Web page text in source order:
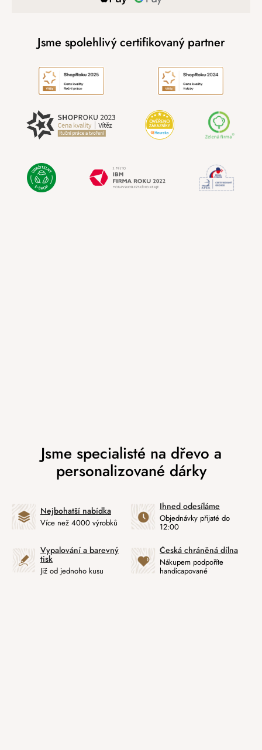
Jsme spolehlivý certifikovaný partner
Nejbohatší nabídka
Více než 4000 výrobků
Ihned odesíláme
Objednávky přijaté do
12:00
Vypalování a barevný
tisk
Již od jednoho kusu
Česká chráněná dílna
Nákupem podpoříte
handicapované